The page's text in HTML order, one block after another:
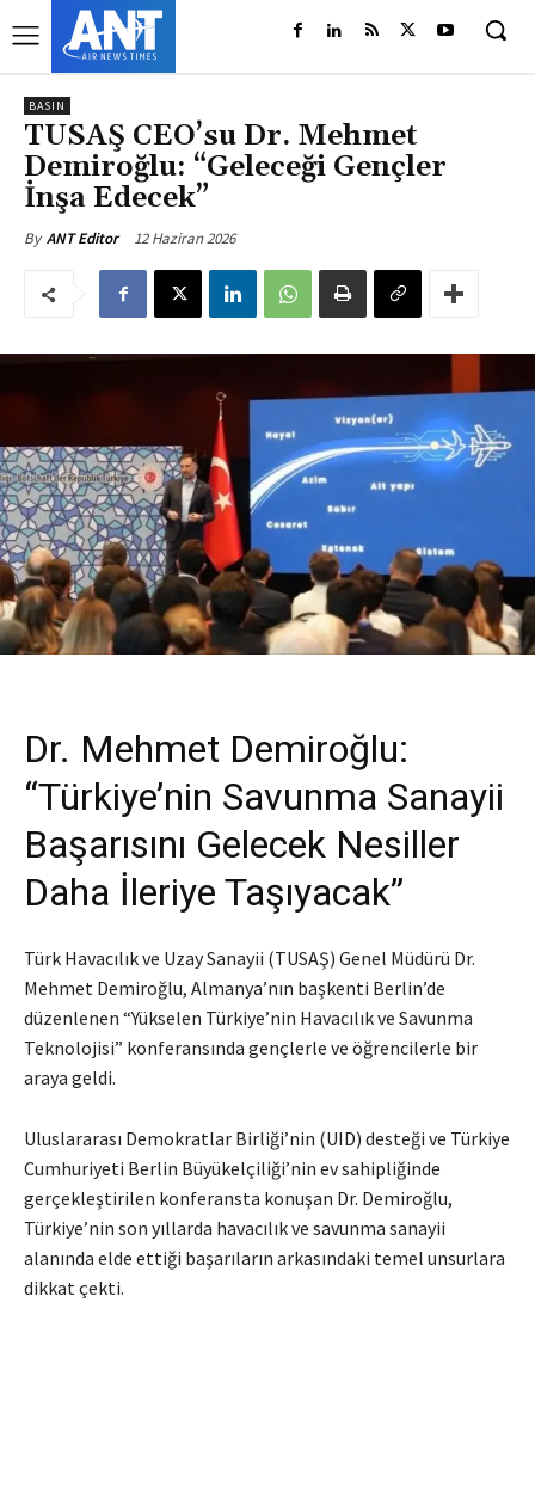
BASIN
TUSAŞ CEO’su Dr. Mehmet
Demiroğlu: “Geleceği Gençler
İnşa Edecek”
By ANT Editor 12 Haziran 2026
Dr. Mehmet Demiroğlu:
“Türkiye’nin Savunma Sanayii
Başarısını Gelecek Nesiller
Daha İleriye Taşıyacak”
Türk Havacılık ve Uzay Sanayii (TUSAŞ) Genel Müdürü Dr.
Mehmet Demiroğlu, Almanya’nın başkenti Berlin’de
düzenlenen “Yükselen Türkiye’nin Havacılık ve Savunma
Teknolojisi” konferansında gençlerle ve öğrencilerle bir
araya geldi.
Uluslararası Demokratlar Birliği’nin (UID) desteği ve Türkiye
Cumhuriyeti Berlin Büyükelçiliği’nin ev sahipliğinde
gerçekleştirilen konferansta konuşan Dr. Demiroğlu,
Türkiye’nin son yıllarda havacılık ve savunma sanayii
alanında elde ettiği başarıların arkasındaki temel unsurlara
dikkat çekti.